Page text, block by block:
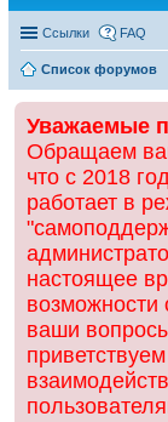
Ссылки FAQ
Список форумов
Уважаемые
Обращаем
что с 2018
работает в
настоящее
возможности
ваши
приветствуем